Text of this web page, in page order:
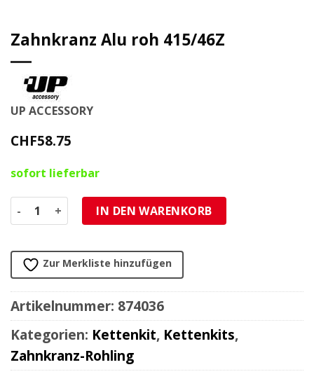
Zahnkranz Alu roh 415/46Z
UP ACCESSORY
CHF58.75
sofort lieferbar
Zahnkranz Alu roh 415/46Z Menge
IN DEN WARENKORB
Zur Merkliste hinzufügen
Artikelnummer: 874036
Kategorien: Kettenkit, Kettenkits,
Zahnkranz-Rohling